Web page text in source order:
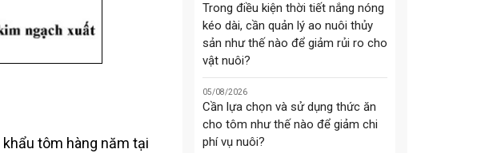
tôm hàng năm tại
Trong điều kiện thời tiết nắng nóng
kéo dài, cần quản lý ao nuôi thủy
sản như thế nào để giảm rủi ro cho
vật nuôi?
05/08/2026
Cần lựa chọn và sử dụng thức ăn
cho tôm như thế nào để giảm chi
phí vụ nuôi?